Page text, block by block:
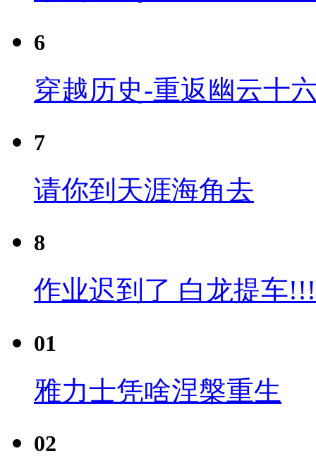
6
穿越历史-重返幽云十
7
请你到天涯海角去
8
作业迟到了 白龙提车
01
雅力士凭啥涅槃重生
02